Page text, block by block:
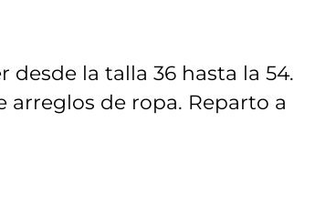
la talla 36 hasta la 54.
de ropa. Reparto a